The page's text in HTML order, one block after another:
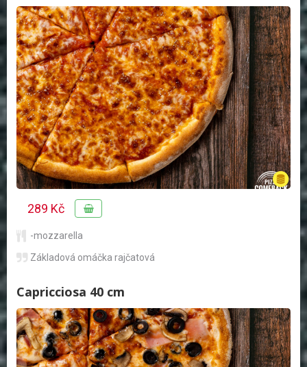
289 Kč
-mozzarella
Základová omáčka rajčatová
Capricciosa 40 cm